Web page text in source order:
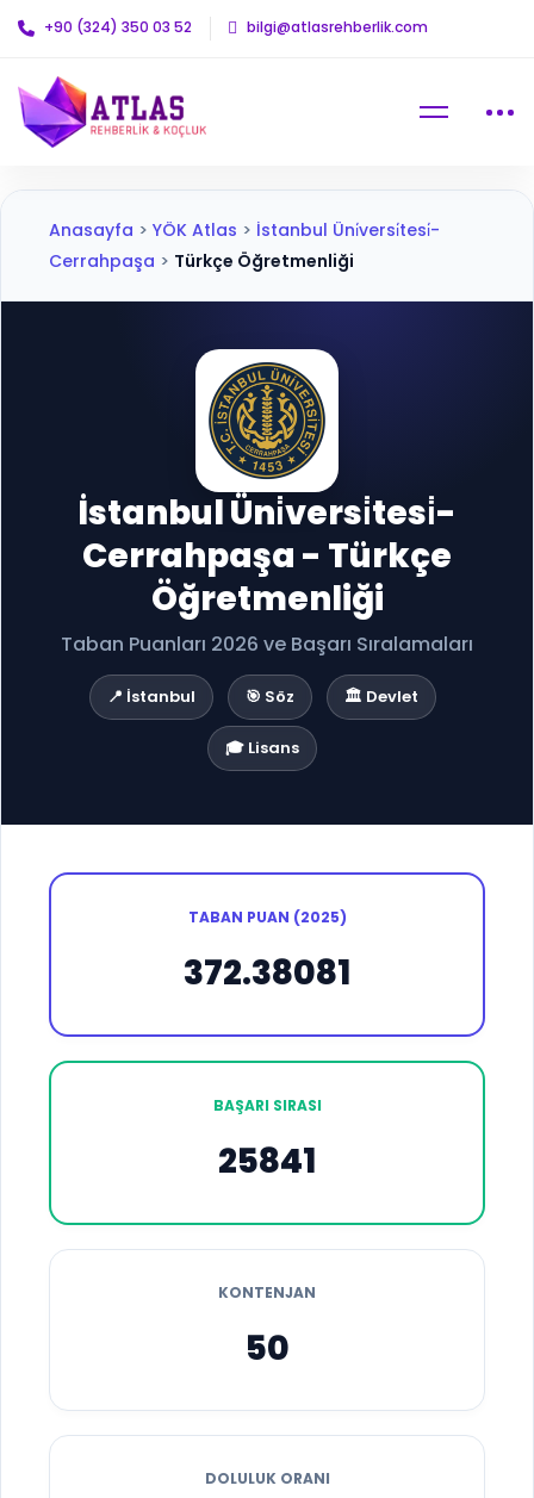
+90 (324) 350 03 52 bilgi@atlasrehberlik.com
Anasayfa > YÖK Atlas > İstanbul Üni̇versi̇tesi̇-
Cerrahpaşa > Türkçe Öğretmenliği
İstanbul Üni̇versi̇tesi̇-
Cerrahpaşa - Türkçe
Öğretmenliği
Taban Puanları 2026 ve Başarı Sıralamaları
📍 İstanbul 🎯 Söz 🏛️ Devlet
🎓 Lisans
TABAN PUAN (2025)
372.38081
BAŞARI SIRASI
25841
KONTENJAN
50
DOLULUK ORANI